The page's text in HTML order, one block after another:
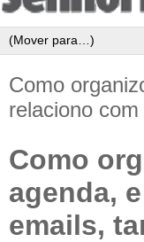
Como
relaciono
Como
agenda,
emails,